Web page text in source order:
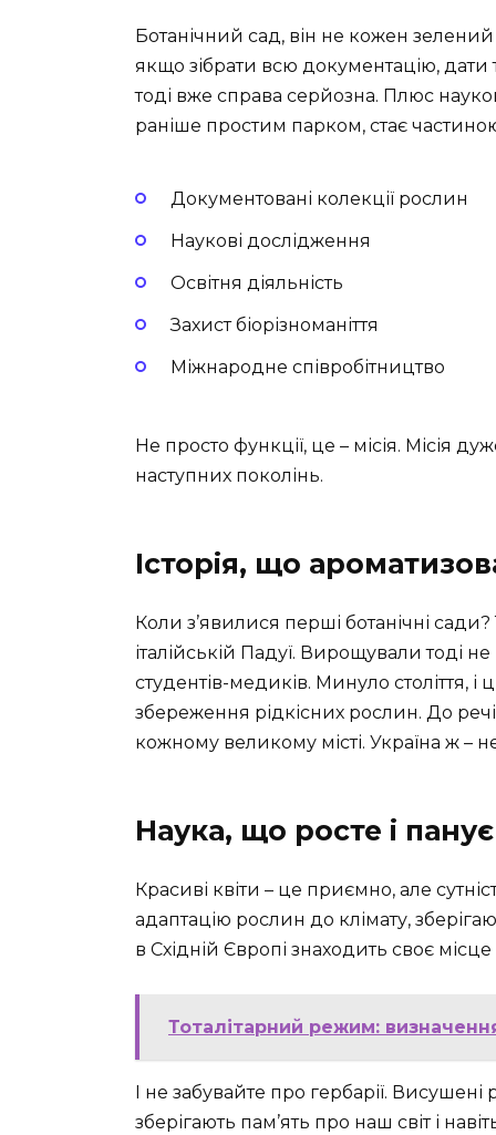
Ботанічний сад, він не кожен
якщо зібрати всю документацію,
тоді вже справа серйозна. Плюс
раніше простим парком, стає
Документовані колекції рослин
Наукові дослідження
Освітня діяльність
Захист біорізноманіття
Міжнародне співробітництво
Не просто функції, це – місія. Місія
наступних поколінь.
Історія, що
Коли з’явилися перші ботанічні
італійській Падуї. Вирощували тоді
студентів-медиків. Минуло століття,
збереження рідкісних рослин. До
кожному великому місті. Україна ж –
Наука, що росте і панує
Красиві квіти – це приємно, але
адаптацію рослин до клімату,
в Східній Європі знаходить своє
Тоталітарний режим:
І не забувайте про гербарії.
зберігають пам’ять про наш світ і